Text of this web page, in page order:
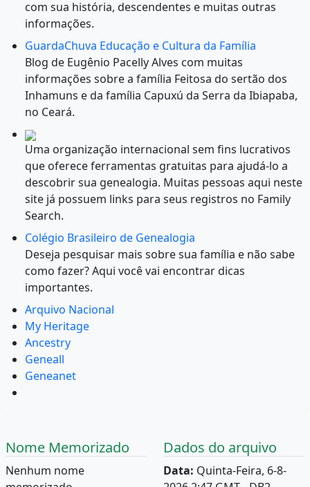
com sua história, descendentes e muitas outras
informações.
GuardaChuva Educação e Cultura da Família
Blog de Eugênio Pacelly Alves com muitas
informações sobre a família Feitosa do sertão dos
Inhamuns e da família Capuxú da Serra da Ibiapaba,
no Ceará.
Uma organização internacional sem fins lucrativos
que oferece ferramentas gratuitas para ajudá-lo a
descobrir sua genealogia. Muitas pessoas aqui neste
site já possuem links para seus registros no Family
Search.
Colégio Brasileiro de Genealogia
Deseja pesquisar mais sobre sua família e não sabe
como fazer? Aqui você vai encontrar dicas
importantes.
Arquivo Nacional
My Heritage
Ancestry
Geneall
Geneanet
Nome Memorizado
Nenhum nome
Dados do arquivo
Data: Quinta-Feira, 6-8-